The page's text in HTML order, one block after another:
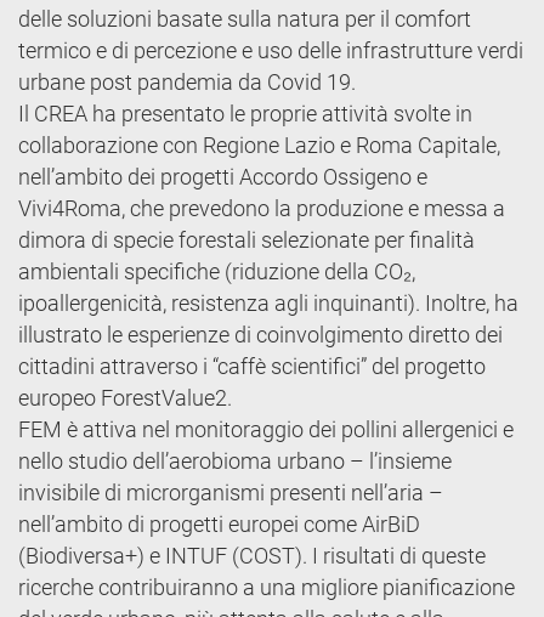
delle soluzioni basate sulla natura per il comfort
termico e di percezione e uso delle infrastrutture verdi
urbane post pandemia da Covid 19.
Il CREA ha presentato le proprie attività svolte in
collaborazione con Regione Lazio e Roma Capitale,
nell’ambito dei progetti Accordo Ossigeno e
Vivi4Roma, che prevedono la produzione e messa a
dimora di specie forestali selezionate per finalità
ambientali specifiche (riduzione della CO₂,
ipoallergenicità, resistenza agli inquinanti). Inoltre, ha
illustrato le esperienze di coinvolgimento diretto dei
cittadini attraverso i “caffè scientifici” del progetto
europeo ForestValue2.
FEM è attiva nel monitoraggio dei pollini allergenici e
nello studio dell’aerobioma urbano – l’insieme
invisibile di microrganismi presenti nell’aria –
nell’ambito di progetti europei come AirBiD
(Biodiversa+) e INTUF (COST). I risultati di queste
ricerche contribuiranno a una migliore pianificazione